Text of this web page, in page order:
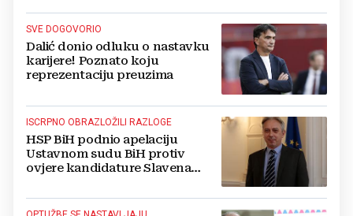
SVE DOGOVORIO
Dalić donio odluku o nastavku
karijere! Poznato koju
reprezentaciju preuzima
ISCRPNO OBRAZLOŽILI RAZLOGE
HSP BiH podnio apelaciju
Ustavnom sudu BiH protiv
ovjere kandidature Slavena